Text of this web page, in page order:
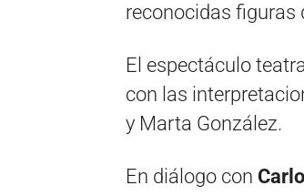
reconocidas figuras
El espectáculo
con las
y Marta González.
En diálogo con